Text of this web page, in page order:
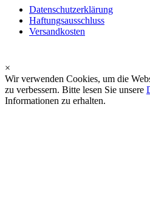
Datenschutzerklärung
Haftungsausschluss
Versandkosten
×
Wir verwenden Cookies, um die
zu verbessern. Bitte lesen Sie unsere
Informationen zu erhalten.